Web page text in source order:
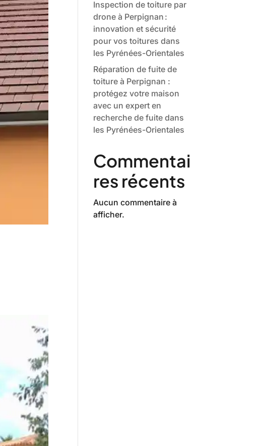
Inspection de toiture par
drone à Perpignan :
innovation et sécurité
pour vos toitures dans
les Pyrénées-Orientales
Réparation de fuite de
toiture à Perpignan :
protégez votre maison
avec un expert en
recherche de fuite dans
les Pyrénées-Orientales
Commentai
res récents
Aucun commentaire à
afficher.